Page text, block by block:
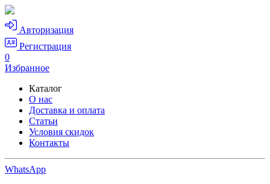
Авторизация
Регистрация
0
Избранное
Каталог
О нас
Доставка и оплата
Статьи
Условия скидок
Контакты
WhatsApp